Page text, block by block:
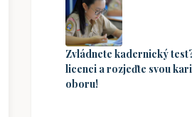
Zvládnete kadernický
licenci a rozjeďte svou
oboru!